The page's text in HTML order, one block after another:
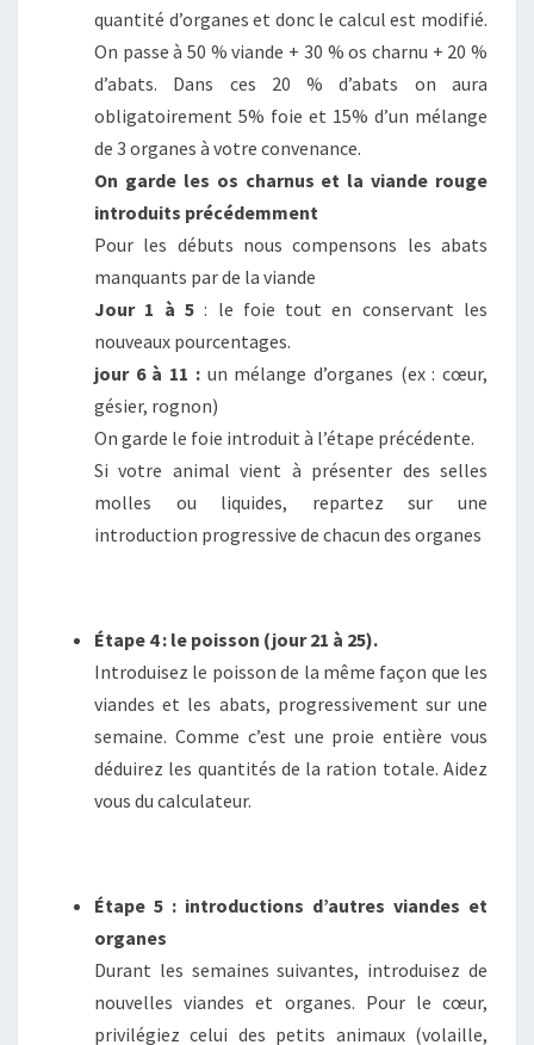
quantité d’organes et donc le calcul est modifié.
On passe à 50 % viande + 30 % os charnu + 20 %
d’abats. Dans ces 20 % d’abats on aura
obligatoirement 5% foie et 15% d’un mélange
de 3 organes à votre convenance.
On garde les os charnus et la viande rouge
introduits précédemment
Pour les débuts nous compensons les abats
manquants par de la viande
Jour 1 à 5: le foie tout en conservant les
nouveaux pourcentages.
jour 6 à 11 : un mélange d’organes (ex : cœur,
gésier, rognon)
On garde le foie introduit à l’étape précédente.
Si votre animal vient à présenter des selles
molles ou liquides, repartez sur une
introduction progressive de chacun des organes
Étape 4 : le poisson (jour 21 à 25).
Introduisez le poisson de la même façon que les
viandes et les abats, progressivement sur une
semaine. Comme c’est une proie entière vous
déduirez les quantités de la ration totale. Aidez
vous du calculateur.
Étape 5 : introductions d’autres viandes et
organes
Durant les semaines suivantes, introduisez de
nouvelles viandes et organes. Pour le cœur,
privilégiez celui des petits animaux (volaille,